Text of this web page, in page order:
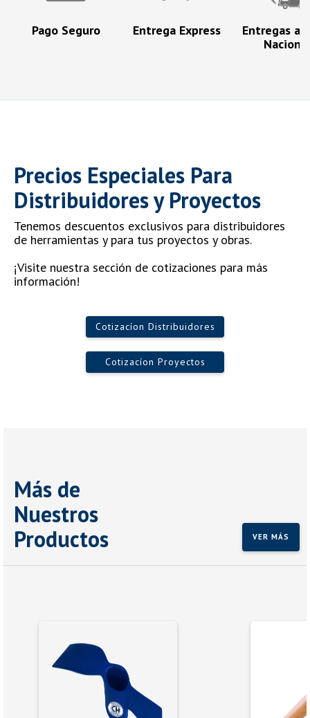
Pago Seguro Entrega Express
Entregas a
Nacional
Precios Especiales Para
Distribuidores y Proyectos
Tenemos descuentos exclusivos para distribuidores
de herramientas y para tus proyectos y obras.
¡Visite nuestra sección de cotizaciones para más
información!
Cotizacíon Distribuidores
Cotizacíon Proyectos
Más de
Nuestros
Productos
VER MÁS